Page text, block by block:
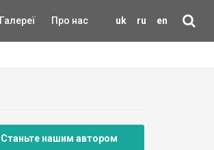
uk ru en
Галереї Про нас
Станьте нашим автором